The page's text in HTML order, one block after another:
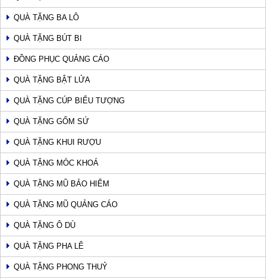
QUÀ TẶNG BA LÔ
QUÀ TẶNG BÚT BI
ĐỒNG PHỤC QUẢNG CÁO
QUÀ TẶNG BẬT LỬA
QUÀ TẶNG CÚP BIỂU TƯỢNG
QUÀ TẶNG GỐM SỨ
QUÀ TẶNG KHUI RƯỢU
QUÀ TẶNG MÓC KHOÁ
QUÀ TẶNG MŨ BẢO HIỂM
QUÀ TẶNG MŨ QUẢNG CÁO
QUÀ TẶNG Ô DÙ
QUÀ TẶNG PHA LÊ
QUÀ TẶNG PHONG THUỶ